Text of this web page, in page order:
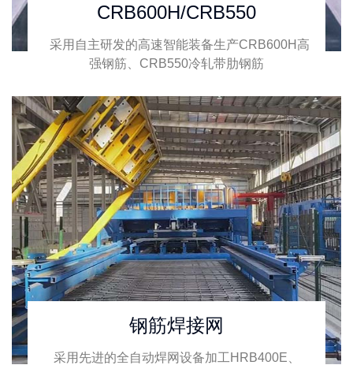
CRB600H/CRB550
采用自主研发的高速智能装备生产CRB600H高
强钢筋、CRB550冷轧带肋钢筋
钢筋焊接网
采用先进的全自动焊网设备加工HRB400E、